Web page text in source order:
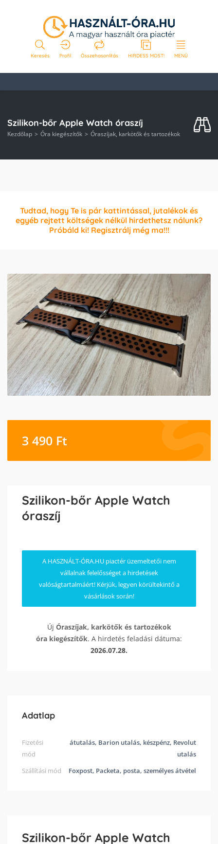
Keresés Profil Összehasonlítás HIRDESS MOST! MENÜ
Szilikon-bőr Apple Watch óraszíj
Kezdőlap Óra kiegészítők Óraszíjak, karkötők és tartozékok
Tudtad, hogy Te is pár kattintással, jutalékok és
egyéb rejtett költségek nélkül hirdethetsz nálunk?
Próbáld ki! Regisztrálj még ma!!!
3 490 Ft
Szilikon-bőr Apple Watch
óraszíj
A HASZNÁLT-ÓRA.HU piactér üzemeltetői nem
vállalnak felelősséget a hirdetések
valóságtartalmáért! Kérjük, legyen körültekintő a
vásárlások során!
Új Óraszíjak, karkötők és tartozékok
óra kiegészítők. A hirdetés feladási dátuma:
2026.07.28.
Adatlap
Fizetési
mód
átutalás, Barion utalás, készpénz, Revolut
utalás
Szállítási mód
Foxpost, Packeta, posta, személyes átvétel
Szilikon-bőr Apple Watch